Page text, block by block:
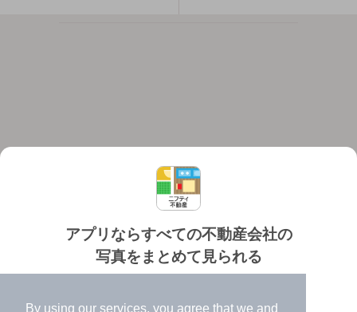
By using our services, you agree that we and
アプリならすべての不動産会社の
写真をまとめて見られる
個人情報保護ポリシー 利用規約